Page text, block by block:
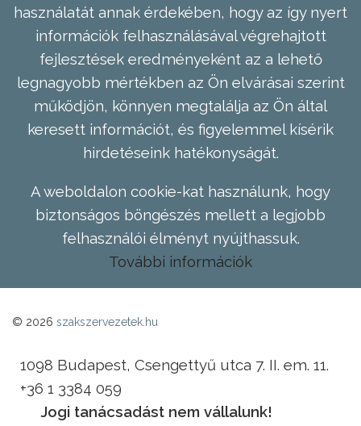
használatát annak érdekében, hogy az így nyert
információk felhasználásával végrehajtott
fejlesztések eredményeként az a lehető
legnagyobb mértékben az Ön elvárásai szerint
működjön, könnyen megtalálja az Ön által
keresett információt, és figyelemmel kísérik
hirdetéseink hatékonyságát.
A weboldalon cookie-kat használunk, hogy
biztonságos böngészés mellett a legjobb
felhasználói élményt nyújthassuk.
További információk
© 2026 szakszervezetek.hu
1098 Budapest, Csengettyű utca 7. II. em. 11.
+36 1 3384 059
Jogi tanácsadást nem vállalunk!